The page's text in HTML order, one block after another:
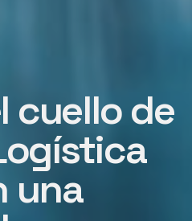
cuello de
una